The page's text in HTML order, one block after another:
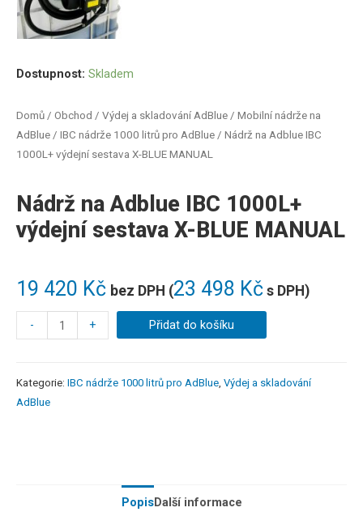
Domů / Obchod / Výdej a skladování AdBlue / Mobilní nádrže na
AdBlue / IBC nádrže 1000 litrů pro AdBlue / Nádrž na Adblue IBC
1000L+ výdejní sestava X-BLUE MANUAL
Nádrž na Adblue IBC 1000L+
výdejní sestava X-BLUE MANUAL
19 420 Kč bez DPH (23 498 Kč s DPH)
Dostupnost: Skladem
- + Přidat do košíku
Kategorie: IBC nádrže 1000 litrů pro AdBlue Výdej a skladování
AdBlue
PopisDalší informace